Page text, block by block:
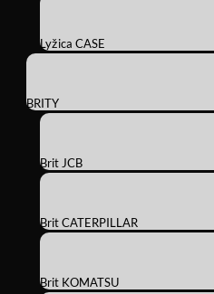
Lyžica CASE
BRITY
Brit JCB
Brit CATERPILLAR
Brit KOMATSU